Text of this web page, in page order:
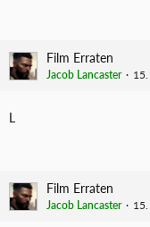
Film Erraten
Jacob Lancaster
L
Film Erraten
Jacob Lancaster